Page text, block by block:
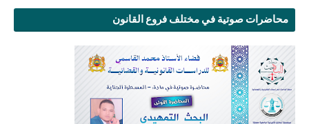
محاضرات صوتية في مختلف فروع القانون